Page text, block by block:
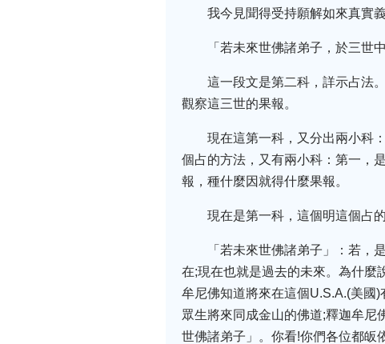
我今見聞得受持願解如來真實
「若未來世佛諸弟子，於三世
這一段文是第二科，詳示占法
觀察這三世的果報。
現在這第一科，又分出兩小科
個占的方法，又有兩小科：第一，
報，種什麼因就得什麼果報。
現在是第一科，這個明這個占
「若未來世佛諸弟子」：若，
在;現在也就是過去的未來。為什麼
牟尼佛知道將來在這個U.S.A.(美國
眾生將來同成金山的佛道;釋迦牟尼
世佛諸弟子」。你看!你們各位都皈